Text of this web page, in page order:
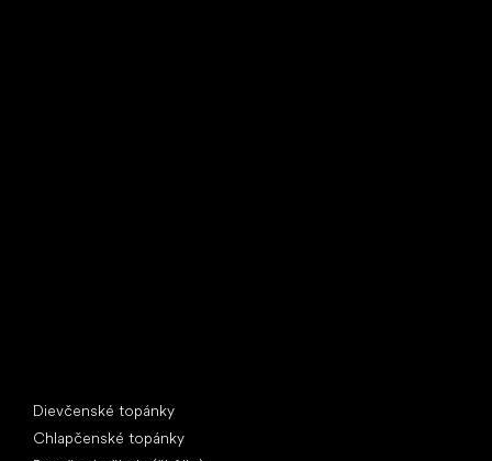
Dievčenské topánky
Chlapčenské topánky